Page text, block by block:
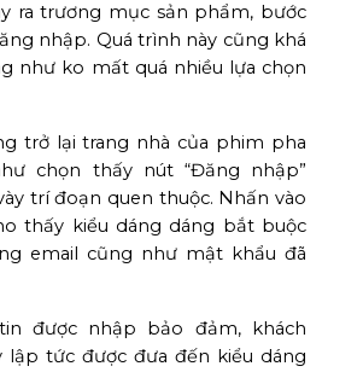
ra trương mục sản phẩm, bước
nhập. Quá trình này cũng khá
như ko mất quá nhiều lựa chọn
trở lại trang nhà của phim pha
chọn thấy nút “Đăng nhập”
trí đoạn quen thuộc. Nhấn vào
thấy kiểu dáng dáng bắt buộc
email cũng như mật khẩu đã
được nhập bảo đảm, khách
lập tức được đưa đến kiểu dáng